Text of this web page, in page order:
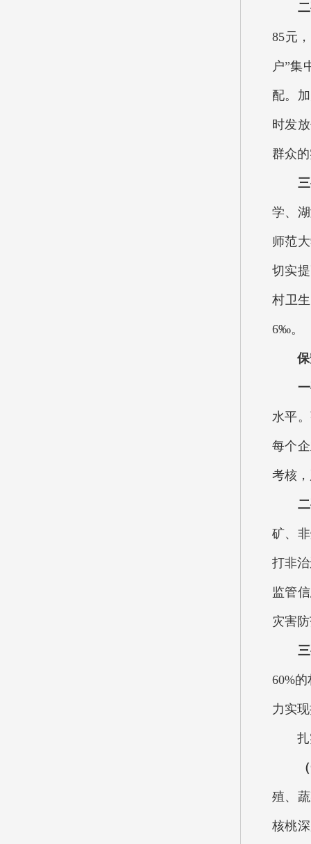
85元
户”集
配。
时发
群众
三
学、
师范
切实
村卫
6‰。
一
水平
每个
考核
矿、
打非
监管
灾害
60%
力实
扎实
（
殖、
核桃